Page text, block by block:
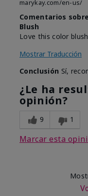
marykay.com/en-us/
Comentarios
Blush
Love this color blush
Mostrar Traducción
Conclusión Sí,
¿Le ha
opinión?
9 1
Marcar esta